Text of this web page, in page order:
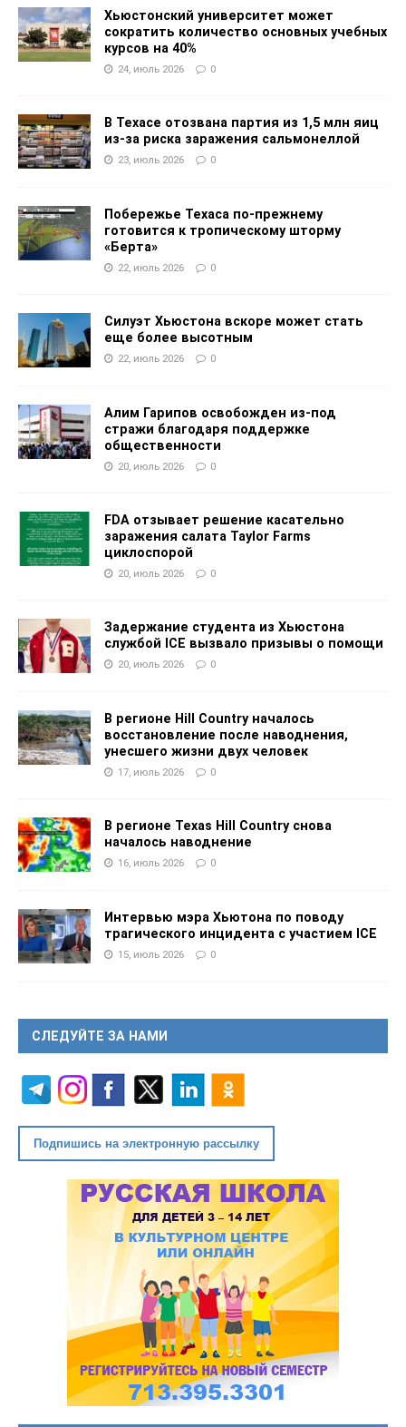
Хьюстонский университет может
сократить количество основных учебных
курсов на 40%
24, июль 2026 0
В Техасе отозвана партия из 1,5 млн яиц
из-за риска заражения сальмонеллой
23, июль 2026 0
Побережье Техаса по-прежнему
готовится к тропическому шторму
«Берта»
22, июль 2026 0
Силуэт Хьюстона вскоре может стать
еще более высотным
22, июль 2026 0
Алим Гарипов освобожден из-под
стражи благодаря поддержке
общественности
20, июль 2026 0
FDA отзывает решение касательно
заражения салата Taylor Farms
циклоспорой
20, июль 2026 0
Задержание студента из Хьюстона
службой ICE вызвало призывы о помощи
20, июль 2026 0
В регионе Hill Country началось
восстановление после наводнения,
унесшего жизни двух человек
17, июль 2026 0
В регионе Texas Hill Country снова
началось наводнение
16, июль 2026 0
Интервью мэра Хьютона по поводу
трагического инцидента с участием ICE
15, июль 2026 0
СЛЕДУЙТЕ ЗА НАМИ
Подпишись на электронную рассылку